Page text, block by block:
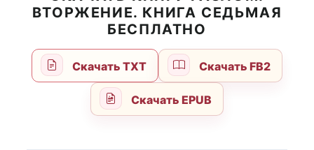
ВТОРЖЕНИЕ. КНИГА СЕДЬМАЯ
БЕСПЛАТНО
Скачать TXT Скачать FB2
Скачать EPUB